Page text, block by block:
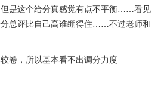
是这个给分真感觉有点不平衡……看见
总评比自己高谁绷得住……不过老师和
卷，所以基本看不出调分力度